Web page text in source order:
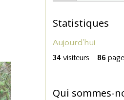
Statistiques
Aujourd'hui
34 visiteurs - 86
Qui sommes-